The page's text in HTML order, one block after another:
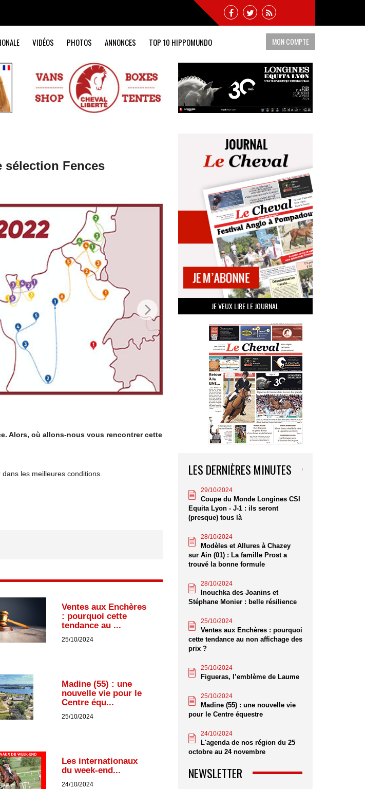
VIDÉOS PHOTOS ANNONCES TOP 10 HIPPOMUNDO MON COMPTE
sélection Fences
Alors, où allons-nous vous rencontrer cette
les meilleures conditions.
Ventes aux Enchères
: pourquoi cette
tendance au ...
25/10/2024
Madine (55) : une
nouvelle vie pour le
Centre équ...
25/10/2024
Les internationaux
du week-end...
24/10/2024
JE VEUX LIRE LE JOURNAL
LES DERNIÈRES MINUTES
29/10/2024
Coupe du Monde Longines CSI
Equita Lyon - J-1 : ils seront
(presque) tous là
28/10/2024
Modèles et Allures à Chazey
sur Ain (01) : La famille Prost a
trouvé la bonne formule
28/10/2024
Inouchka des Joanins et
Stéphane Monier : belle résilience
25/10/2024
Ventes aux Enchères : pourquoi
cette tendance au non affichage des
prix ?
25/10/2024
Figueras, l’emblème de Laume
25/10/2024
Madine (55) : une nouvelle vie
pour le Centre équestre
24/10/2024
L'agenda de nos région du 25
octobre au 24 novembre
NEWSLETTER